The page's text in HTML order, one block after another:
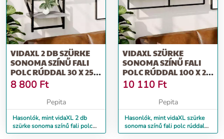
VIDAXL 2 DB SZÜRKE
SONOMA SZÍNŰ FALI
POLC RÚDDAL 30 X 25 X
30 CM
8 800 Ft
Pepita
Hasonlók, mint vidaXL 2 db
szürke sonoma színű fali polc
rúddal 30 x 25 x 30 cm
VIDAXL SZÜRKE
SONOMA SZÍNŰ FALI
POLC RÚDDAL 100 X 25
X 30 CM
10 110 Ft
Pepita
Hasonlók, mint vidaXL szürke
sonoma színű fali polc rúddal
100 x 25 x 30 cm